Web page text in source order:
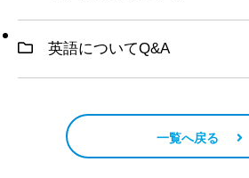
英語についてQ&A
一覧へ戻る